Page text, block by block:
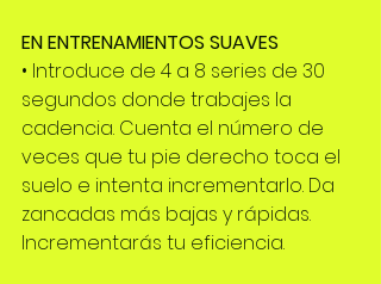
EN ENTRENAMIENTOS SUAVES
• Introduce de 4 a 8 series de 30
segundos donde trabajes la
cadencia. Cuenta el número de
veces que tu pie derecho toca el
suelo e intenta incrementarlo. Da
zancadas más bajas y rápidas.
Incrementarás tu eficiencia.